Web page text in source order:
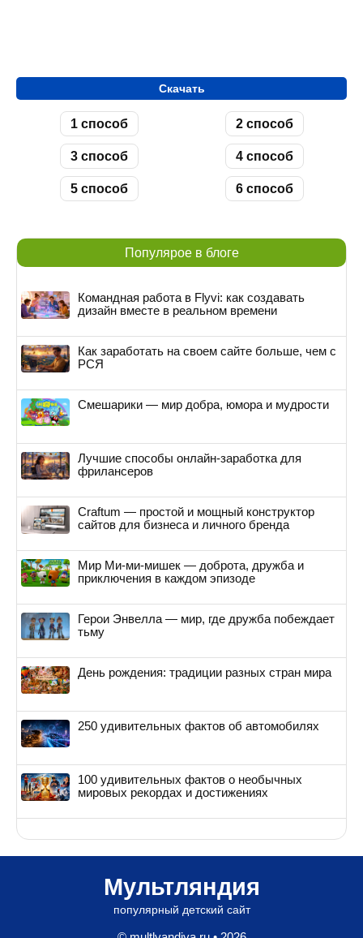
Скачать
1 способ 2 способ
3 способ 4 способ
5 способ 6 способ
Популярое в блоге
Командная работа в Flyvi: как создавать
дизайн вместе в реальном времени
Как заработать на своем сайте больше, чем с
РСЯ
Смешарики — мир добра, юмора и мудрости
Лучшие способы онлайн-заработка для
фрилансеров
Craftum — простой и мощный конструктор
сайтов для бизнеса и личного бренда
Мир Ми-ми-мишек — доброта, дружба и
приключения в каждом эпизоде
Герои Энвелла — мир, где дружба побеждает
тьму
День рождения: традиции разных стран мира
250 удивительных фактов об автомобилях
100 удивительных фактов о необычных
мировых рекордах и достижениях
Мультляндия
популярный детский сайт